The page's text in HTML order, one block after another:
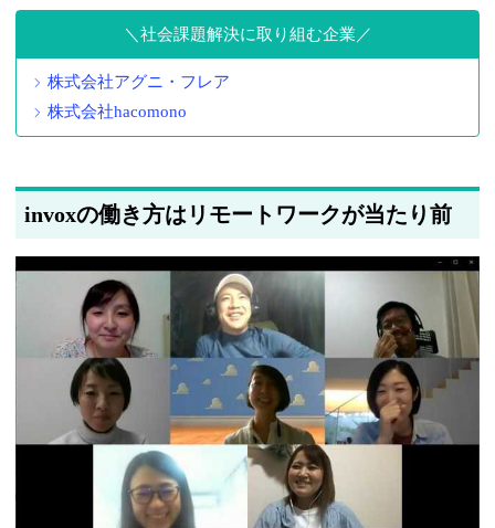
社会課題解決に取り組む企業
株式会社アグニ・フレア
株式会社hacomono
invoxの働き方はリモートワークが当たり前